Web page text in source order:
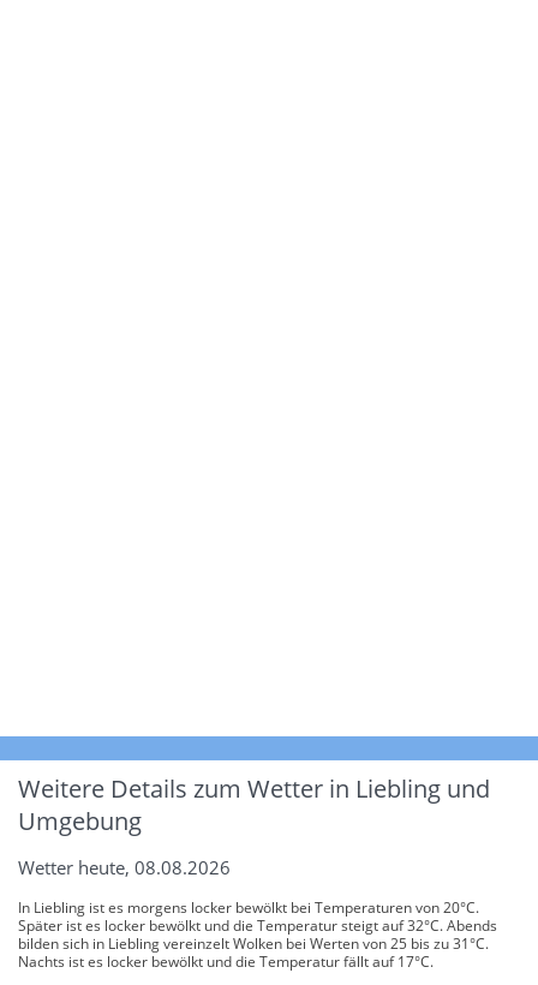
Weitere Details zum Wetter in Liebling und
Umgebung
Wetter heute, 08.08.2026
In Liebling ist es morgens locker bewölkt bei Temperaturen von 20°C.
Später ist es locker bewölkt und die Temperatur steigt auf 32°C. Abends
bilden sich in Liebling vereinzelt Wolken bei Werten von 25 bis zu 31°C.
Nachts ist es locker bewölkt und die Temperatur fällt auf 17°C.